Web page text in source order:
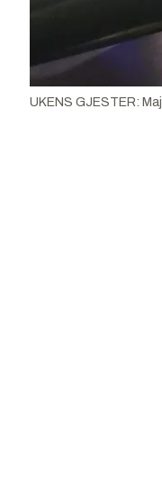
UKENS GJESTER: